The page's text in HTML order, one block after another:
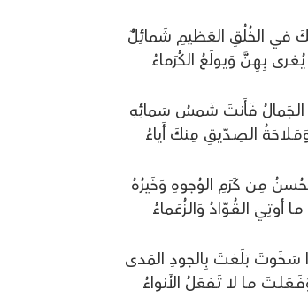
في الخُلُقِ العَظيمِ شَمائِلٌ
يُـغـرى بِـهِـنَّ وَيـولَعُ الكُرَماءُ
الـجَمالُ فَأَنتَ شَمسُ سَمائِهِ
الـصِـدّيـقِ مِنكَ أَياءُ
مِن كَرَمِ الوُجوهِ وَخَيرُهُ
مـا أوتِـيَ الـقُـوّادُ وَالـزُعَماءُ
سَـخَوتَ بَلَغتَ بِالجودِ المَدى
مـا لا تَـفعَلُ الأَنواءُ